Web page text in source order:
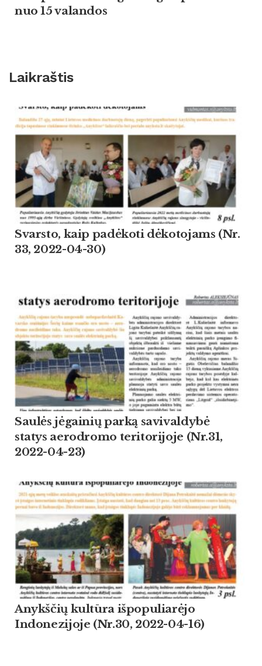
nuo 15 valandos
Laikraštis
Svarsto, kaip padėkoti dėkotojams (Nr.
33, 2022-04-30)
Saulės jėgainių parką savivaldybė
statys aerodromo teritorijoje (Nr.31,
2022-04-23)
Anykščių kultūra išpopuliarėjo
Indonezijoje (Nr.30, 2022-04-16)